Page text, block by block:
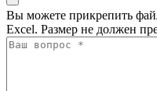
Вы можете прикрепить
Excel. Размер не должен